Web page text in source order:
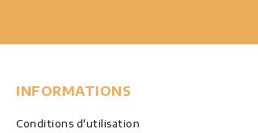
INFORMATIONS
Conditions d'utilisation